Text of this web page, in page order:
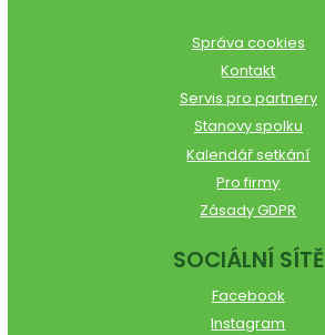
Správa cookies
Kontakt
Servis pro partnery
Stanovy spolku
Kalendář setkání
Pro firmy
Zásady GDPR
SOCIÁLNÍ SÍTĚ
Facebook
Instagram